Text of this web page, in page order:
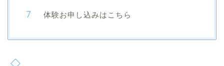
体験お申し込みはこちら